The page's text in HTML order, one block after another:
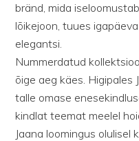
bränd, mida
lõikejoon, tuues
elegantsi.
Nummerdatud
õige aeg käes. Higipales
talle omase
kindlat teemat meelel
Jaana loomingus olulisel